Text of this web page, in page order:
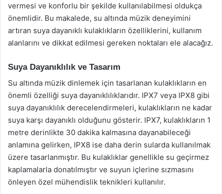
vermesi ve konforlu bir şekilde kullanılabilmesi oldukça
önemlidir. Bu makalede, su altında müzik deneyimini
artıran suya dayanıklı kulaklıkların özelliklerini, kullanım
alanlarını ve dikkat edilmesi gereken noktaları ele alacağız.
Suya Dayanıklılık ve Tasarım
Su altında müzik dinlemek için tasarlanan kulaklıkların en
önemli özelliği suya dayanıklılıklarıdır. IPX7 veya IPX8 gibi
suya dayanıklılık derecelendirmeleri, kulaklıkların ne kadar
suya karşı dayanıklı olduğunu gösterir. IPX7, kulaklıkların 1
metre derinlikte 30 dakika kalmasına dayanabileceği
anlamına gelirken, IPX8 ise daha derin sularda kullanılmak
üzere tasarlanmıştır. Bu kulaklıklar genellikle su geçirmez
kaplamalarla donatılmıştır ve suyun içlerine sızmasını
önleyen özel mühendislik teknikleri kullanılır.